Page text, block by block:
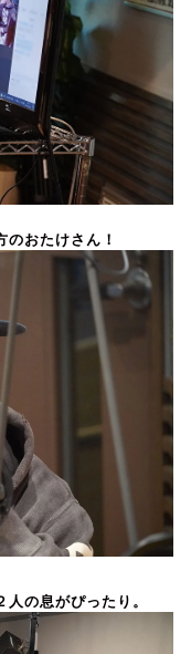
おたけさん！
の息がぴったり。